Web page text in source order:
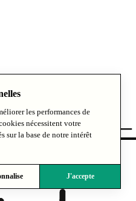
les performances de
nécessitent votre
sur la base de notre intérêt
J'accepte